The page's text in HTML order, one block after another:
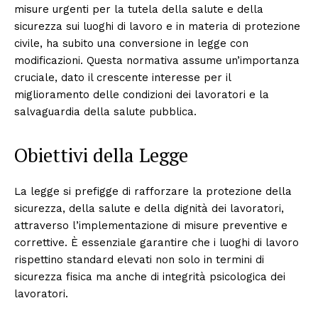
misure urgenti per la tutela della salute e della
sicurezza sui luoghi di lavoro e in materia di protezione
civile, ha subito una conversione in legge con
modificazioni. Questa normativa assume un’importanza
cruciale, dato il crescente interesse per il
miglioramento delle condizioni dei lavoratori e la
salvaguardia della salute pubblica.
Obiettivi della Legge
La legge si prefigge di rafforzare la protezione della
sicurezza, della salute e della dignità dei lavoratori,
attraverso l’implementazione di misure preventive e
correttive. È essenziale garantire che i luoghi di lavoro
rispettino standard elevati non solo in termini di
sicurezza fisica ma anche di integrità psicologica dei
lavoratori.